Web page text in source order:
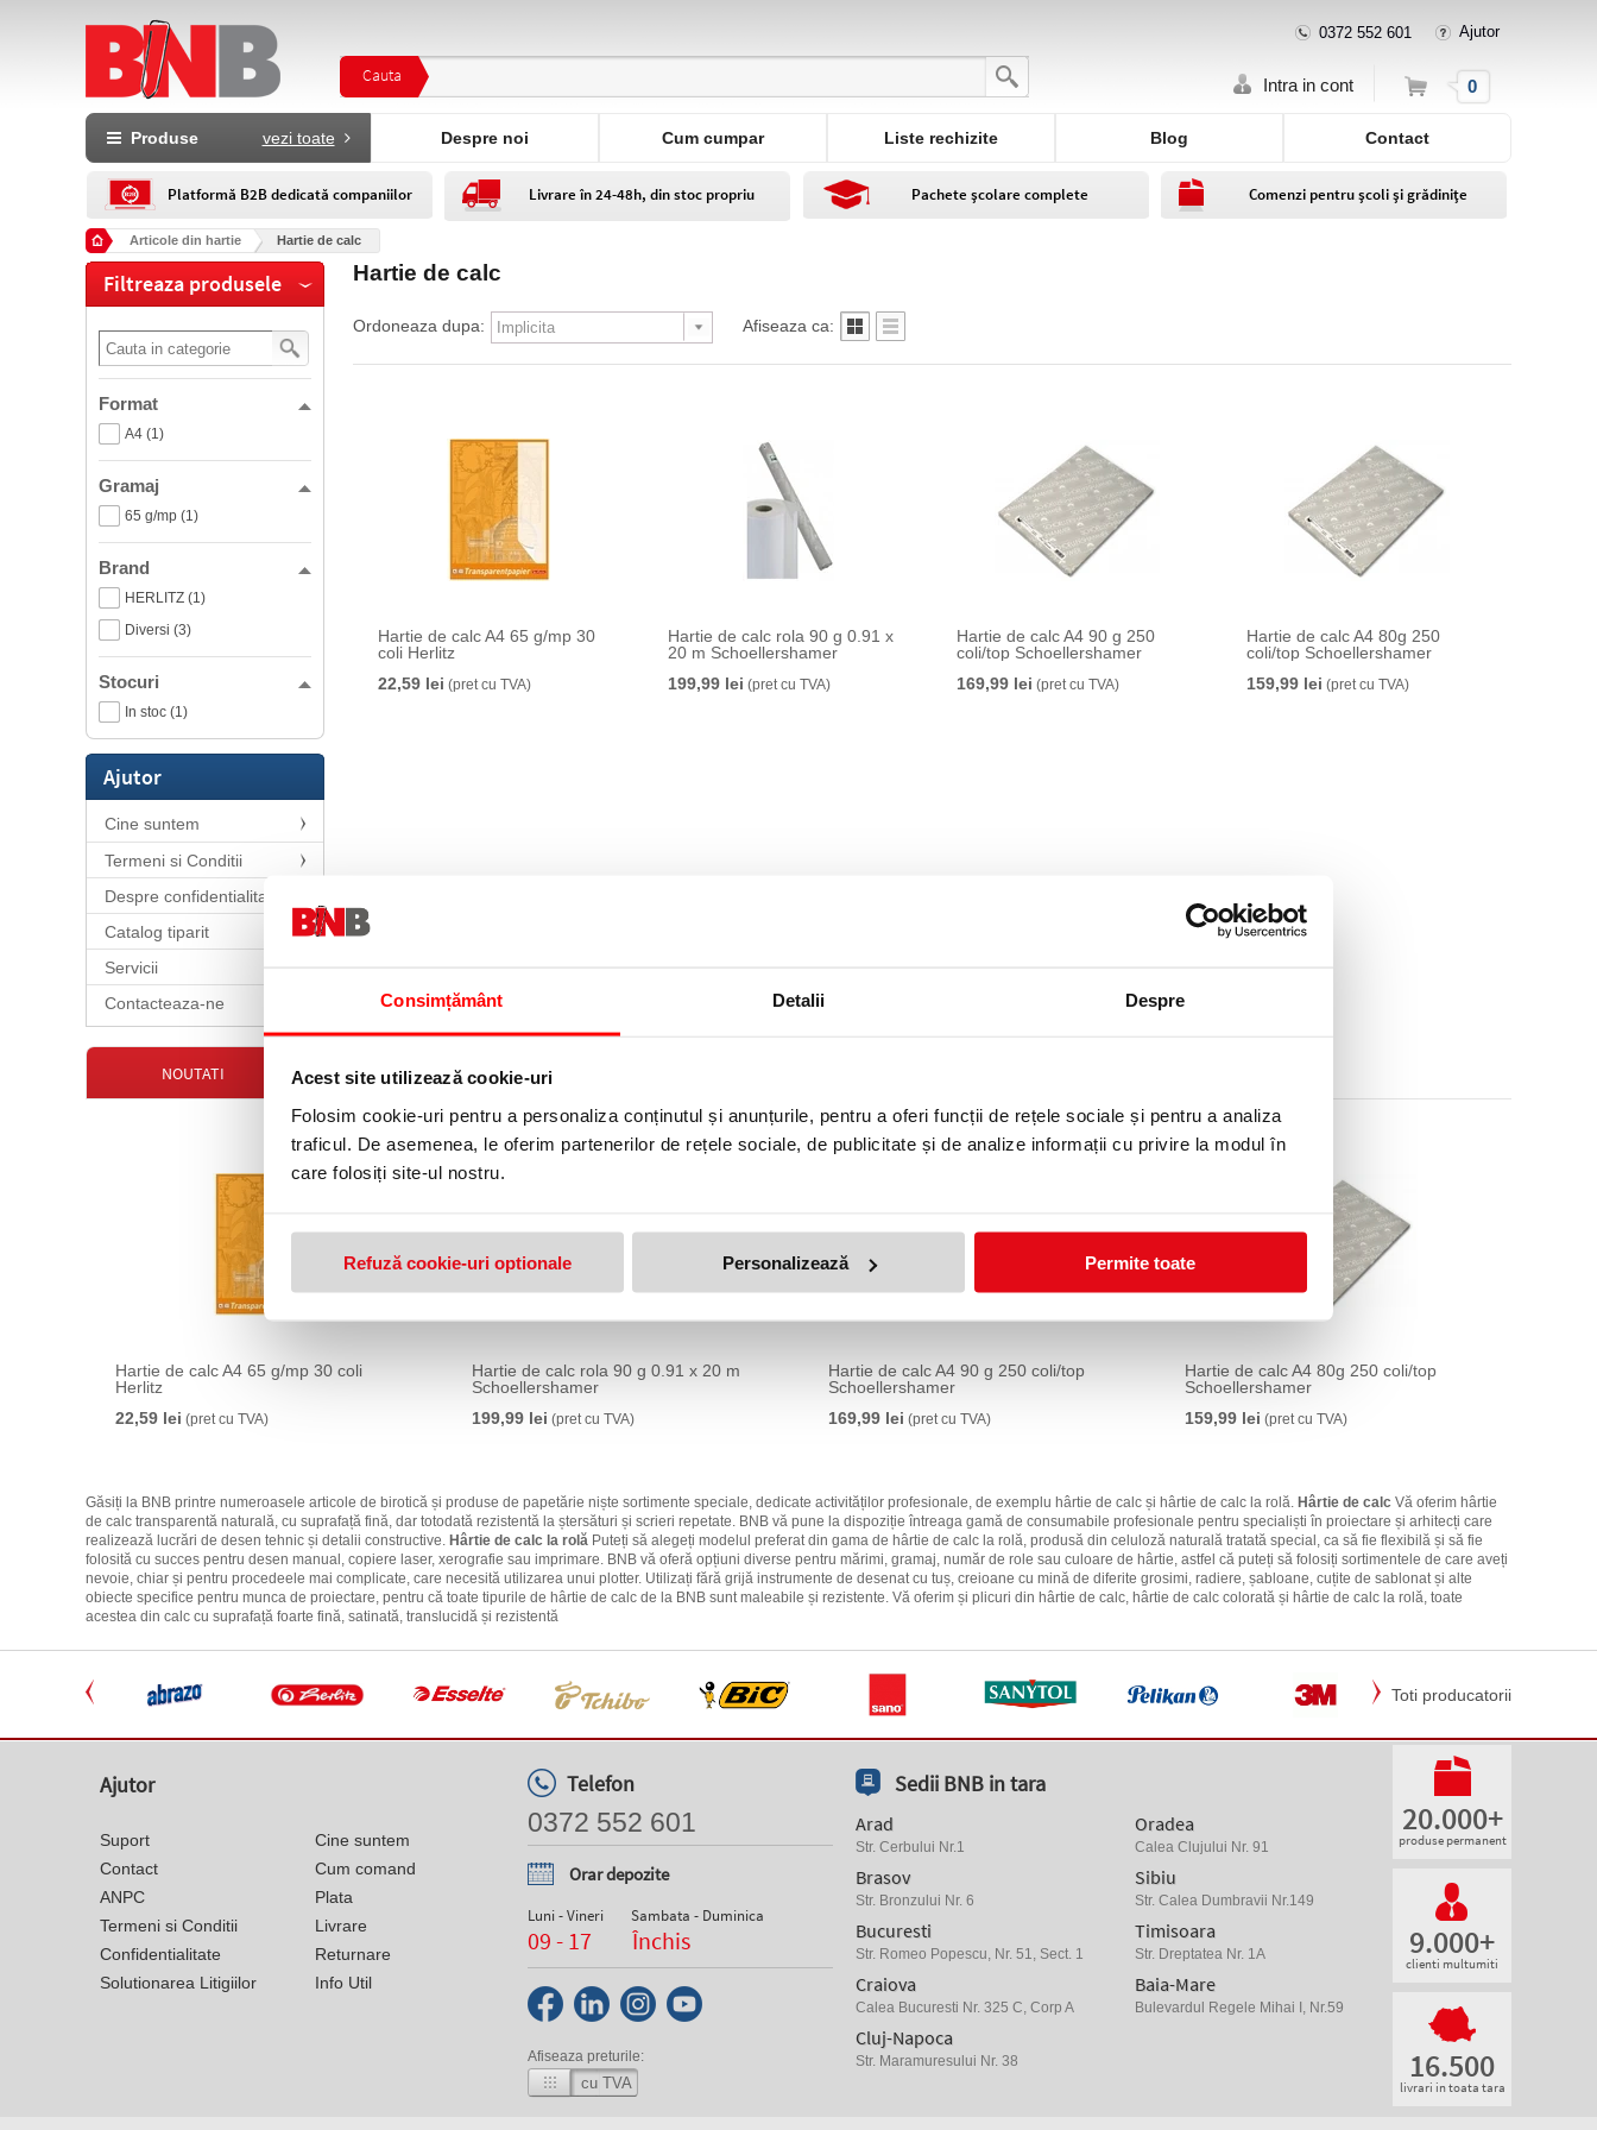
Consimțământ Detalii Despre
Acest site utilizează cookie-uri
Folosim cookie-uri pentru a personaliza conținutul și anunțurile, pentru a oferi funcții de rețele sociale și pentru a analiza
traficul. De asemenea, le oferim partenerilor de rețele sociale, de publicitate și de analize informații cu privire la modul în
care folosiți site-ul nostru.
Refuză cookie-uri optionale Personalizează Permite toate
Cauta
0372 552 601 Ajutor
Intra in cont Cos 0
Produse vezi toate Despre noi Cum cumpar Liste rechizite Blog Contact
Platformă B2B dedicată companiilor Livrare în 24-48h, din stoc propriu Pachete școlare complete Comenzi pentru școli și grădinițe
Articole din hartie Hartie de calc
Filtreaza produsele
Format
A4 (1)
Gramaj
65 g/mp (1)
Brand
HERLITZ (1)
Diversi (3)
Stocuri
In stoc (1)
Ajutor
Cine suntem
Termeni si Conditii
Despre confidentialitate
Catalog tiparit
Servicii
Contacteaza-ne
Hartie de calc
Ordoneaza dupa: Afiseaza ca:
Hartie de calc A4 65 g/mp 30
coli Herlitz
22,59 lei (pret cu TVA)
Hartie de calc rola 90 g 0.91 x
20 m Schoellershamer
199,99 lei (pret cu TVA)
Hartie de calc A4 90 g 250
coli/top Schoellershamer
169,99 lei (pret cu TVA)
Hartie de calc A4 80g 250
coli/top Schoellershamer
159,99 lei (pret cu TVA)
NOUTATI
Hartie de calc A4 65 g/mp 30 coli
Herlitz
22,59 lei (pret cu TVA)
Hartie de calc rola 90 g 0.91 x 20 m
Schoellershamer
199,99 lei (pret cu TVA)
Hartie de calc A4 90 g 250 coli/top
Schoellershamer
169,99 lei (pret cu TVA)
Hartie de calc A4 80g 250 coli/top
Schoellershamer
159,99 lei (pret cu TVA)
Găsiți la BNB printre numeroasele articole de birotică și produse de papetărie niște sortimente speciale, dedicate activităților profesionale, de exemplu hârtie de calc și hârtie de calc la rolă. Hârtie de calc Vă oferim hârtie
de calc transparentă naturală, cu suprafață fină, dar totodată rezistentă la ștersături și scrieri repetate. BNB vă pune la dispoziție întreaga gamă de consumabile profesionale pentru specialiști în proiectare și arhitecți care
realizează lucrări de desen tehnic și detalii constructive. Hârtie de calc la rolă Puteți să alegeți modelul preferat din gama de hârtie de calc la rolă, produsă din celuloză naturală tratată special, ca să fie flexibilă și să fie
folosită cu succes pentru desen manual, copiere laser, xerografie sau imprimare. BNB vă oferă opțiuni diverse pentru mărimi, gramaj, număr de role sau culoare de hârtie, astfel că puteți să folosiți sortimentele de care aveți
nevoie, chiar și pentru procedeele mai complicate, care necesită utilizarea unui plotter. Utilizați fără grijă instrumente de desenat cu tuș, creioane cu mină de diferite grosimi, radiere, șabloane, cuțite de sablonat și alte
obiecte specifice pentru munca de proiectare, pentru că toate tipurile de hârtie de calc de la BNB sunt maleabile și rezistente. Vă oferim și plicuri din hârtie de calc, hârtie de calc colorată și hârtie de calc la rolă, toate
acestea din calc cu suprafață foarte fină, satinată, translucidă și rezistentă
Toti producatorii
Ajutor
Suport
Contact
ANPC
Termeni si Conditii
Confidentialitate
Solutionarea Litigiilor
Cine suntem
Cum comand
Plata
Livrare
Returnare
Info Util
Telefon
0372 552 601
Orar depozite
Luni - Vineri
09 - 17
Sambata - Duminica
Închis
Afiseaza preturile:
cu TVA
Sedii BNB in tara
Arad
Str. Cerbului Nr.1
Brasov
Str. Bronzului Nr. 6
Bucuresti
Str. Romeo Popescu, Nr. 51, Sect. 1
Craiova
Calea Bucuresti Nr. 325 C, Corp A
Cluj-Napoca
Str. Maramuresului Nr. 38
Oradea
Calea Clujului Nr. 91
Sibiu
Str. Calea Dumbravii Nr.149
Timisoara
Str. Dreptatea Nr. 1A
Baia-Mare
Bulevardul Regele Mihai I, Nr.59
20.000+
produse permanent
9.000+
clienti multumiti
16.500
livrari in toata tara